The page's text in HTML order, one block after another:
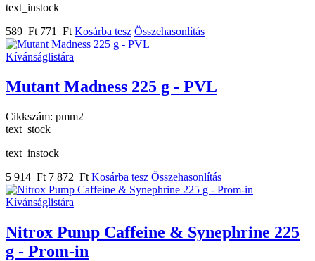
text_instock
589 Ft 771 Ft Kosárba tesz Összehasonlítás
Kívánságlistára
Mutant Madness 225 g - PVL
Cikkszám: pmm2
text_stock
text_instock
5 914 Ft 7 872 Ft Kosárba tesz Összehasonlítás
Kívánságlistára
Nitrox Pump Caffeine & Synephrine 225
g - Prom-in